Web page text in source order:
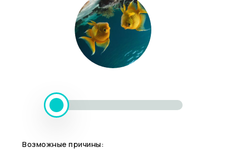
Возможные причины: